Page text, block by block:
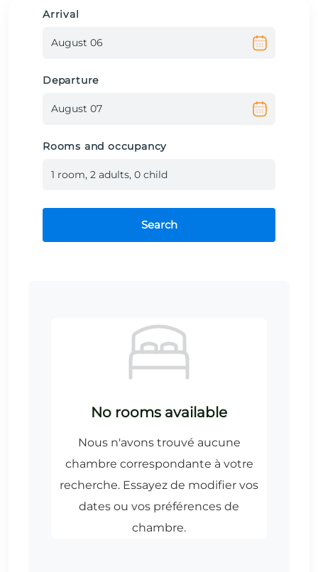
Arrival
Departure
Rooms and occupancy
1 room, 2 adults, 0 child
Search